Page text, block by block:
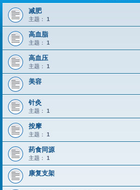
减肥
主题： 1
高血脂
主题： 1
高血压
主题： 1
美容
针灸
主题： 1
按摩
主题： 1
药食同源
主题： 1
康复支架